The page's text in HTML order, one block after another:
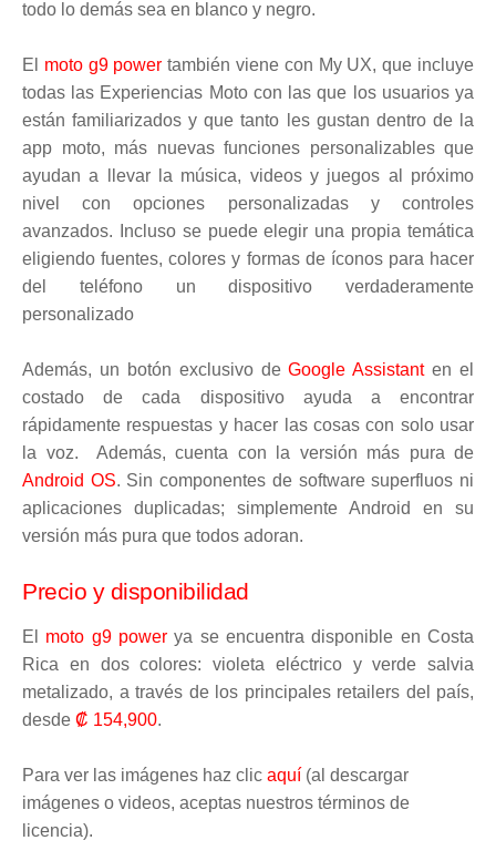
todo lo demás sea en blanco y negro.
El moto g9 power también viene con My UX, que incluye
todas las Experiencias Moto con las que los usuarios ya
están familiarizados y que tanto les gustan dentro de la
app moto, más nuevas funciones personalizables que
ayudan a llevar la música, videos y juegos al próximo
nivel con opciones personalizadas y controles
avanzados. Incluso se puede elegir una propia temática
eligiendo fuentes, colores y formas de íconos para hacer
del teléfono un dispositivo verdaderamente
personalizado
Además, un botón exclusivo deGoogle Assistanten el
costado de cada dispositivo ayuda a encontrar
rápidamente respuestas y hacer las cosas con solo usar
la voz. Además, cuenta con la versión más pura de
Android OS. Sin componentes de software superfluos ni
aplicaciones duplicadas; simplemente Android en su
versión más pura que todos adoran.
Precio y disponibilidad
El moto g9 power ya se encuentra disponible en Costa
Rica en dos colores: violeta eléctrico y verde salvia
metalizado, a través de los principales retailers del país,
desde ₡ 154,900.
Para ver las imágenes haz clic aquí (al descargar
imágenes o videos, aceptas nuestros términos de
licencia).